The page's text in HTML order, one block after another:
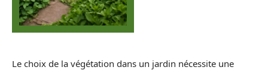
Le choix de la végétation dans un jardin nécessite une